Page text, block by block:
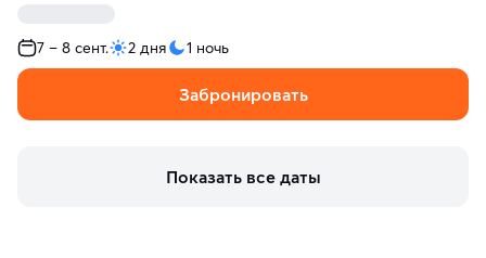
7 – 8 сент. 2 дня 1 ночь
Забронировать
Показать все даты